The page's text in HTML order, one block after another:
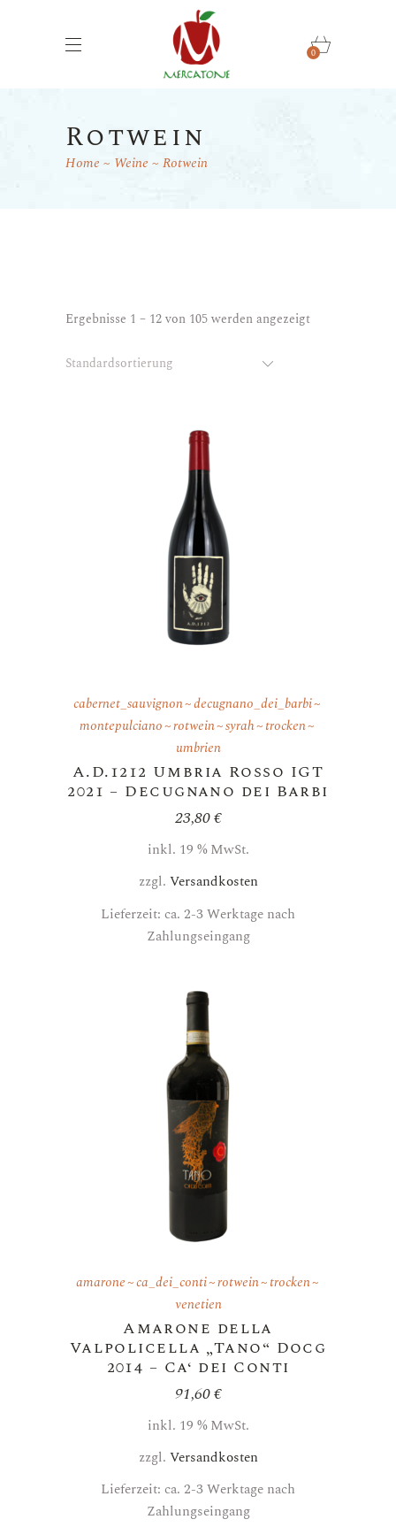
0
Rotwein
Home Weine Rotwein
Ergebnisse 1 – 12 von 105 werden angezeigt
Standardsortierung
cabernet_sauvignon decugnano_dei_barbi
montepulciano rotwein syrah trocken
umbrien
A.D.1212 Umbria Rosso IGT
2021 – Decugnano dei Barbi
23,80€
inkl. 19 % MwSt.
zzgl. Versandkosten
Lieferzeit: ca. 2-3 Werktage nach
Zahlungseingang
amarone ca_dei_conti rotwein trocken
venetien
Amarone della
Valpolicella „Tano“ Docg
2014 – Ca‘ dei Conti
91,60€
inkl. 19 % MwSt.
zzgl. Versandkosten
Lieferzeit: ca. 2-3 Werktage nach
Zahlungseingang